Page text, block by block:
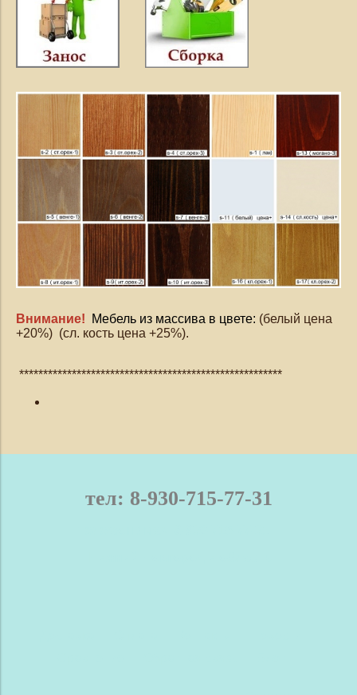
Внимание! Мебель из массива в цвете: (белый цена
+20%) (сл. кость цена +25%).
*******************************************************
тел: 8-930-715-77-31